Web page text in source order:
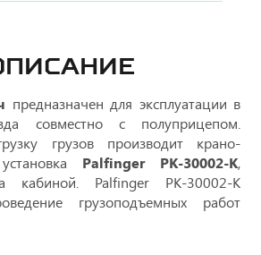
предназначен для эксплуатации в
совместно с полуприцепом.
грузов производит крано-
Palfinger PK-30002-K,
кабиной. Palfinger PK-30002-K
грузоподъемных работ